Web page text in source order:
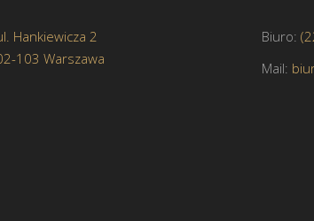
Hankiewicza 2
103 Warszawa
Biuro:
Mail: